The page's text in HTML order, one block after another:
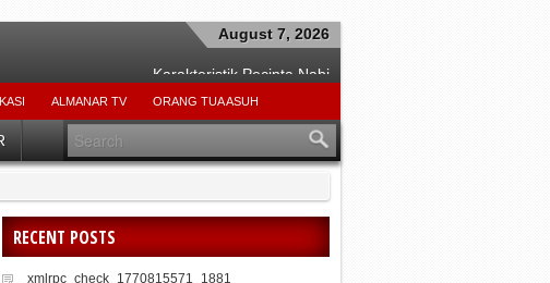
August 7, 2026
Karakteristik Pecinta Nabi
Beban Dan Tanggung Jawab Suami
Belajar Dari Sang Teladan Ibrahim Alaihis Salam
Hindari Kemunafikan
ALMANAR TV ORANG TUA ASUH
RECENT POSTS
_xmlrpc_check_1770815571_1881